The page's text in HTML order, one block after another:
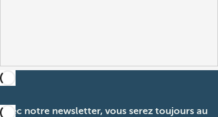
Avec notre newsletter, vous serez toujours au